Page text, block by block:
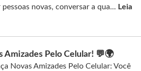
novas, conversar a qua... Leia
Amizades Pelo Celular! 💬🌍
Novas Amizades Pelo Celular: Você